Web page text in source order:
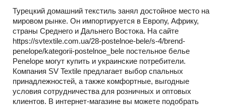
Турецкий домашний текстиль занял достойное место на
мировом рынке. Он импортируется в Европу, Африку,
страны Среднего и Дальнего Востока. На сайте
https://svtextile.com.ua/28-postelnoe-bele/s-4/brend-
penelope/kategorii-postelnoe_bele постельное белье
Penelope могут купить и украинские потребители.
Компания SV Textile предлагает выбор спальных
принадлежностей, а также комфортные, выгодные
условия сотрудничества для розничных и оптовых
клиентов. В интернет-магазине вы можете подобрать